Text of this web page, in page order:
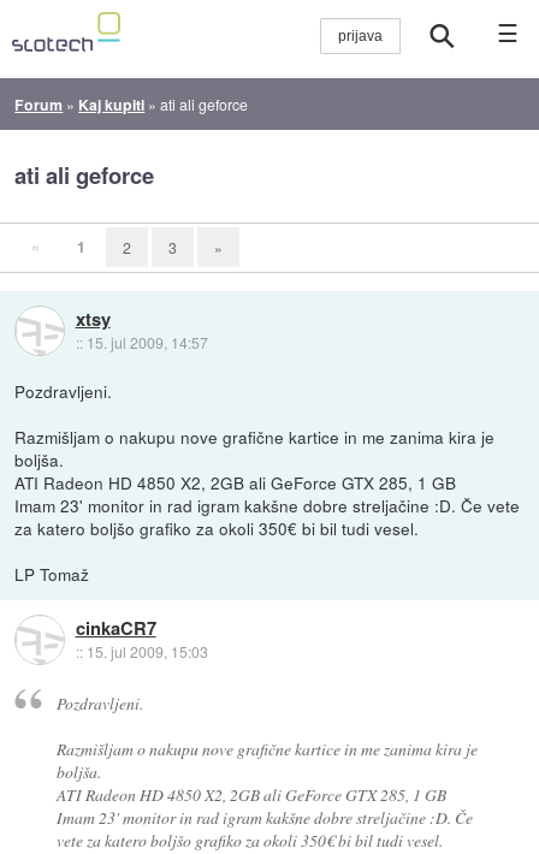
☰
Forum » Kaj kupiti »ati ali geforce
ati ali geforce
« 1 2 3 »
xtsy
:: 15. jul 2009, 14:57
Pozdravljeni.
Razmišljam o nakupu nove grafične kartice in me zanima kira je
boljša.
ATI Radeon HD 4850 X2, 2GB ali GeForce GTX 285, 1 GB
Imam 23' monitor in rad igram kakšne dobre streljačine :D. Če vete
za katero boljšo grafiko za okoli 350€ bi bil tudi vesel.
LP Tomaž
cinkaCR7
:: 15. jul 2009, 15:03
Pozdravljeni.
Razmišljam o nakupu nove grafične kartice in me zanima kira je
boljša.
ATI Radeon HD 4850 X2, 2GB ali GeForce GTX 285, 1 GB
Imam 23' monitor in rad igram kakšne dobre streljačine :D. Če
vete za katero boljšo grafiko za okoli 350€ bi bil tudi vesel.